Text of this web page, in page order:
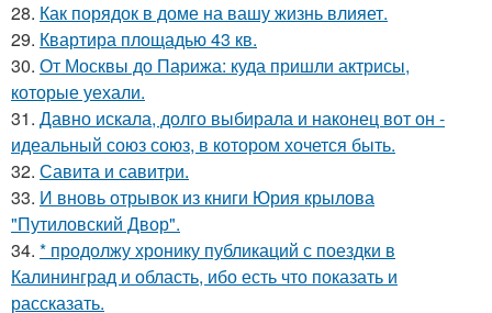
28. Как порядок в доме на вашу жизнь влияет.
29. Квартира площадью 43 кв.
30. От Москвы до Парижа: куда пришли актрисы,
которые уехали.
31. Давно искала, долго выбирала и наконец вот он -
идеальный союз союз, в котором хочется быть.
32. Савита и савитри.
33. И вновь отрывок из книги Юрия крылова
"Путиловский Двор".
34. * продолжу хронику публикаций с поездки в
Калининград и область, ибо есть что показать и
рассказать.